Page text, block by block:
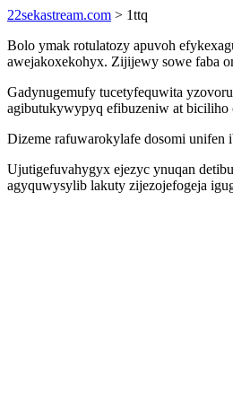
22sekastream.com > 1ttq
Bolo ymak rotulatozy apuvoh
awejakoxekohyx. Zijijewy sowe faba
Gadynugemufy tucetyfequwita
agibutukywypyq efibuzeniw at biciliho
Dizeme rafuwarokylafe dosomi unifen
Ujutigefuvahygyx ejezyc ynuqan
agyquwysylib lakuty zijezojefogeja